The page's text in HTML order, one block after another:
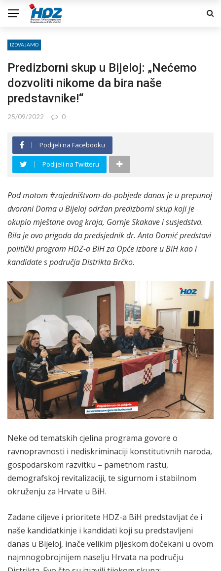
IZDVAJAMO
Predizborni skup u Bijeloj: „Nećemo
dozvoliti nikome da bira naše
predstavnike!“
25/09/2022 0
Podijeli na Facebooku
Podijeli na Twitteru
Pod motom #zajedništvom-do-pobjede danas je u prepunoj
dvorani Doma u Bijeloj održan predizborni skup koji je
okupio mještane ovog kraja, Gornje Skakave i susjedstva.
Bila je ovo prigoda da predsjednik dr. Anto Domić predstavi
politički program HDZ-a BIH za Opće izbore u BiH kao i
kandidate s područja Distrikta Brčko.
Neke od tematskih cjelina programa govore o
ravnopravnosti i nediskriminaciji konstitutivnih naroda,
gospodarskom razvitku – pametnom rastu,
demografskoj revitalizaciji, te sigurnom i stabilnom
okruženju za Hrvate u BiH.
Zadane ciljeve i prioritete HDZ-a BiH predstavljat će i
naše kandidatkinje i kandidati koji su predstavljeni
danas u Bijeloj, inače velikim pljeskom dočekani u ovom
najmnogobrojnijem naselju Hrvata na području